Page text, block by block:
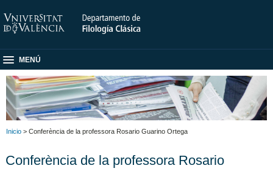
MENÚ
Inicio > Conferència de la professora Rosario Guarino Ortega
Conferència de la professora Rosario